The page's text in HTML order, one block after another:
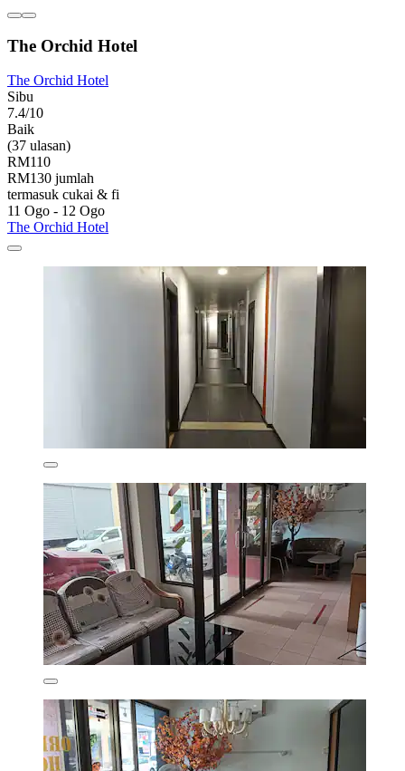
The Orchid Hotel
The Orchid Hotel
Sibu
7.4/10
Baik
(37 ulasan)
RM110
RM130 jumlah
termasuk cukai & fi
11 Ogo - 12 Ogo
The Orchid Hotel